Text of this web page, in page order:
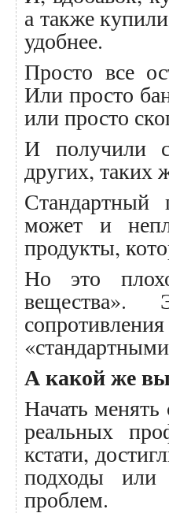
а также
удобнее.
Просто все
Или просто
или просто
И получили
других, таких
Стандартный
может и
продукты,
Но это
А какой же
Начать
реальных
кстати,
подходы или
проблем.